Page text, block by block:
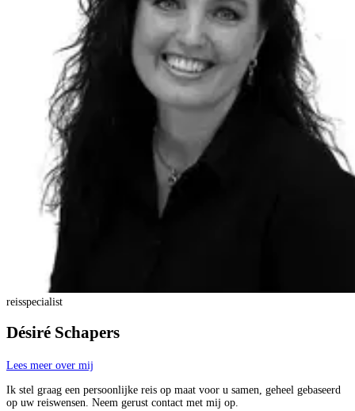
reisspecialist
Désiré Schapers
Lees meer over mij
Ik stel graag een persoonlijke reis op maat voor u samen, geheel gebaseerd
op uw reiswensen. Neem gerust contact met mij op.